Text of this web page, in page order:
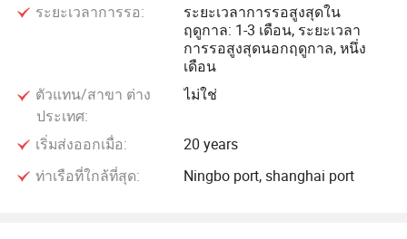
ในเชิงลึกและถือว่าเป็นผลิตภัณฑ์ส่งออกที่ไม่จำเป็นต้องตรวจ
เพื่อให้สอดคล้องกับหลักการของผลประโยชน์ร่วมและคุณภาพ
สูงเราจึงต้องการสร้างและพัฒนาความร่วมมืออย่างเป็นมิตรกับ
สู่การพูดคุยทางธุรกิจกับบริษัทของเรา
ระยะเวลาการรอ:
ระยะเวลาการรอสูงสุดใน
ฤดูกาล: 1-3 เดือน, ระยะเวลา
การรอสูงสุดนอกฤดูกาล, หนึ่ง
เดือน
ตัวแทน/สาขา ต่าง
ประเทศ:
ไม่ใช่
เริ่มส่งออกเมื่อ:
20 years
ท่าเรือที่ใกล้ที่สุด:
Ningbo port, shanghai port